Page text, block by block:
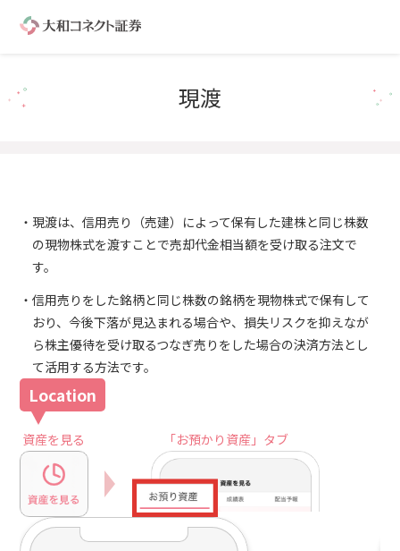
現渡
現渡は、信用売り（売建）によって保有した建株と同じ株数
の現物株式を渡すことで売却代金相当額を受け取る注文で
す。
信用売りをした銘柄と同じ株数の銘柄を現物株式で保有して
おり、今後下落が見込まれる場合や、損失リスクを抑えなが
ら株主優待を受け取るつなぎ売りをした場合の決済方法とし
て活用する方法です。
資産を見る 「お預かり資産」タブ